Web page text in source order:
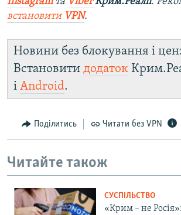
встановити VPN.
Новини без блокування і
Встановити додаток
і Android.
Поділитись Читати без VPN
Читайте також
СУСПІЛЬСТВО
«Крим – не